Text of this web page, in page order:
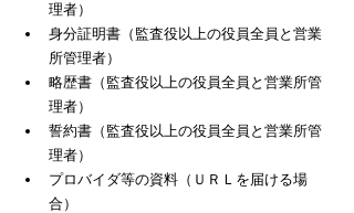
理者）
身分証明書（監査役以上の役員全員と営業
所管理者）
略歴書（監査役以上の役員全員と営業所管
理者）
誓約書（監査役以上の役員全員と営業所管
理者）
プロバイダ等の資料（ＵＲＬを届ける場
合）